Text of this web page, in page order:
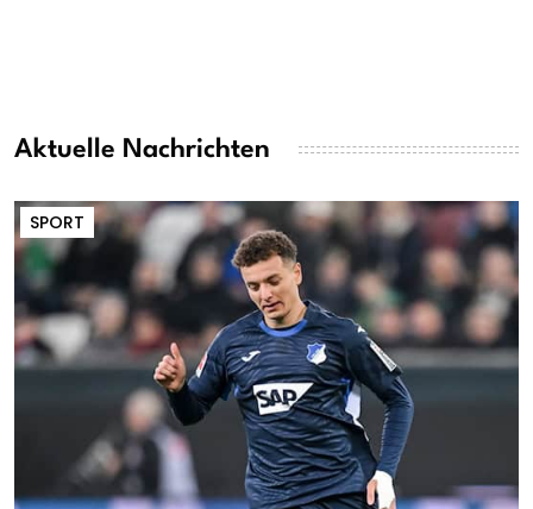
Aktuelle Nachrichten
SPORT